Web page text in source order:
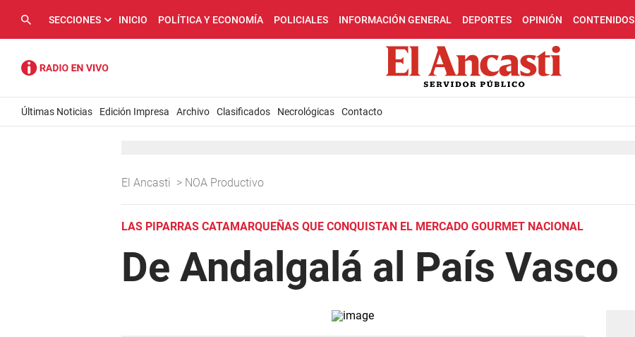
SECCIONES INICIO POLÍTICA Y ECONOMÍA POLICIALES INFORMACIÓN GENERAL DEPORTES OPINIÓN CONTENIDOS
Últimas Noticias Edición Impresa Archivo Clasificados Necrológicas Contacto
El Ancasti > NOA Productivo
LAS PIPARRAS CATAMARQUEÑAS QUE CONQUISTAN EL MERCADO GOURMET NACIONAL
De Andalgalá al País Vasco